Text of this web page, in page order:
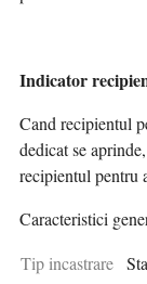
Indicator
Cand recipientul
dedicat se
recipientul pentru
Caracteristici
Tip incastrare